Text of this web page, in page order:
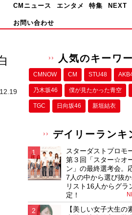
CMニュース エンタメ 特集 NEXT
お問い合わせ
人気のキーワ
CMNOW CM STU48
乃木坂46 僕が⾒たかった⻘空
TGC 日向坂46 新垣結衣
デイリーランキ
スターダストプロモ
第３回「スター☆オ
ン」の最終選考会。
7人の中から選び抜
リスト16人からグラ
定！
【美しい女子大生の